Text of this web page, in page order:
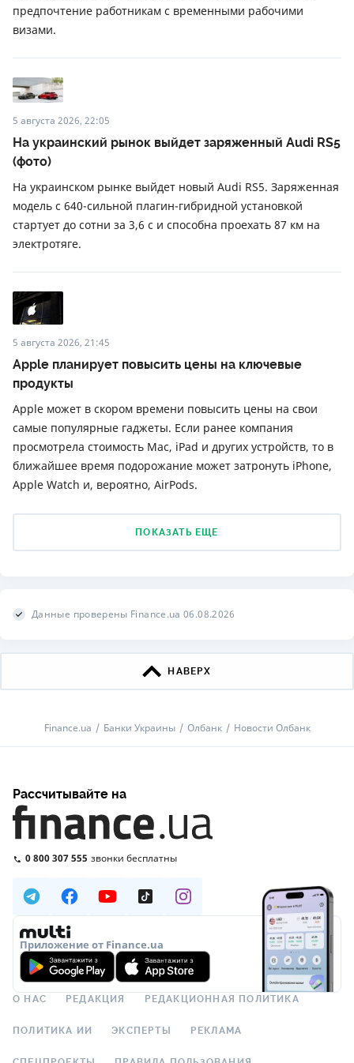
предпочтение работникам с временными рабочими
визами.
5 августа 2026, 22:05
На украинский рынок выйдет заряженный Audi RS5
(фото)
На украинском рынке выйдет новый Audi RS5. Заряженная
модель с 640-сильной плагин-гибридной установкой
стартует до сотни за 3,6 с и способна проехать 87 км на
электротяге.
5 августа 2026, 21:45
Apple планирует повысить цены на ключевые
продукты
Apple может в скором времени повысить цены на свои
самые популярные гаджеты. Если ранее компания
просмотрела стоимость Mac, iPad и других устройств, то в
ближайшее время подорожание может затронуть iPhone,
Apple Watch и, вероятно, AirPods.
ПОКАЗАТЬ ЕЩЕ
Данные проверены Finance.ua 06.08.2026
НАВЕРХ
Finance.ua Банки Украины Олбанк Новости Олбанк
Рассчитывайте на
0 800 307 555 звонки бесплатны
Приложение от Finance.ua
О НАС РЕДАКЦИЯ РЕДАКЦИОННАЯ ПОЛИТИКА
ПОЛИТИКА ИИ ЭКСПЕРТЫ РЕКЛАМА